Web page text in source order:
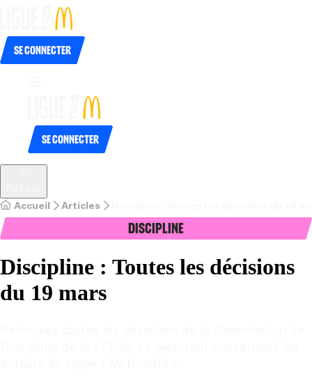
Se connecter
Se connecter
Accueil Articles
Discipline
Discipline : Toutes les décisions
du 19 mars